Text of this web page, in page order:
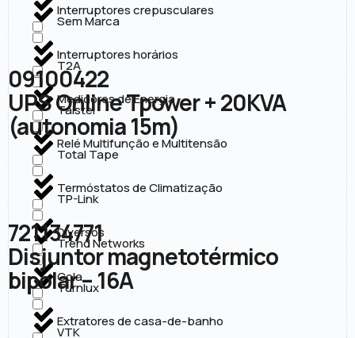
Interruptores crepusculares
Interruptores horários
Medidores de Energia
Relé Multifunção e Multitensão
Termóstatos de Climatização
Diversos
Cola
Extratores de casa-de-banho
Sem Marca
T2A
Taistel
Total Tape
TP-Link
Trend Networks
Turnlux
VTK
09100422
UPS Online Tpower + 20KVA
(autonomia 15m)
721134771
Disjuntor magnetotérmico
bipolar – 16A